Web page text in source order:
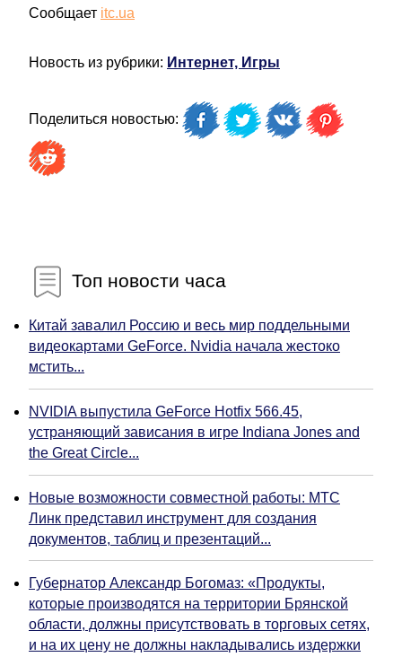
Сообщает itc.ua
Новость из рубрики: Интернет, Игры
Поделиться новостью:
Топ новости часа
Китай завалил Россию и весь мир поддельными
видеокартами GeForce. Nvidia начала жестоко
мстить...
NVIDIA выпустила GeForce Hotfix 566.45,
устраняющий зависания в игре Indiana Jones and
the Great Circle...
Новые возможности совместной работы: МТС
Линк представил инструмент для создания
документов, таблиц и презентаций...
Губернатор Александр Богомаз: «Продукты,
которые производятся на территории Брянской
области, должны присутствовать в торговых сетях,
и на их цену не должны накладывались издержки